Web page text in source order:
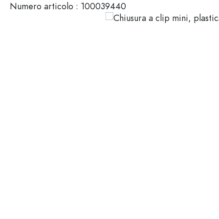
Packaging cosmetici
Bottiglie di vetro 100 ml
Numero articolo : 100039440